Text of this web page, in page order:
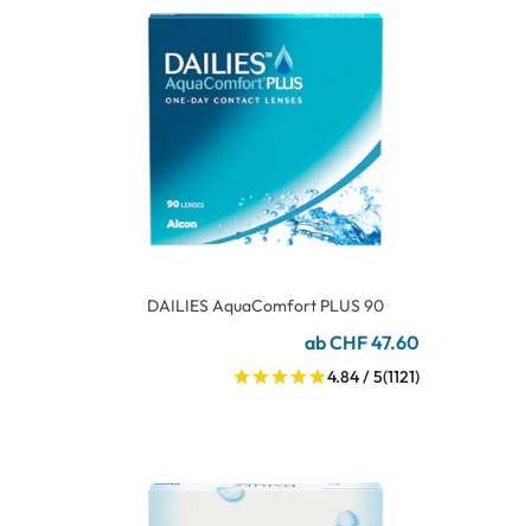
DAILIES AquaComfort PLUS 90
ab CHF 47.60
4.84 / 5(1121)